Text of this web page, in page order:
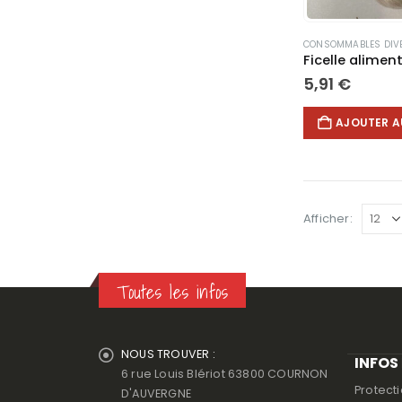
CONSOMMABLES
Ficelle
5,91 €
AJOUTER
Afficher:
Toutes les infos
NOUS TROUVER :
6 rue Louis Blériot 63800 COURNON
D'AUVERGNE